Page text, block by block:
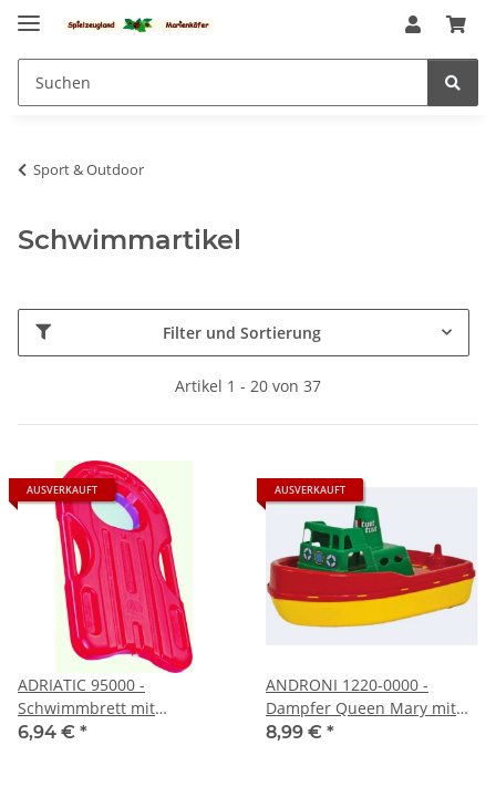
Sport & Outdoor
Schwimmartikel
Filter und Sortierung
Artikel 1 - 20 von 37
AUSVERKAUFT
ADRIATIC 95000 -
Schwimmbrett mit
Sichtfenster
6,94 € *
AUSVERKAUFT
ANDRONI 1220-0000 -
Dampfer Queen Mary mit
Hupe 39 cm
8,99 € *